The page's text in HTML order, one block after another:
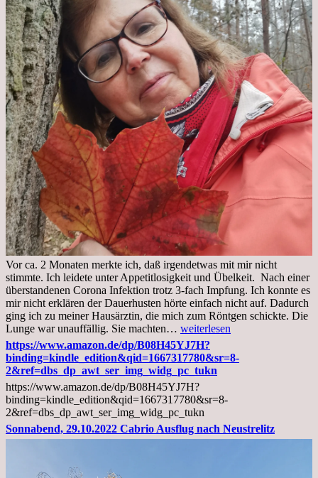
Vor ca. 2 Monaten merkte ich, daß irgendetwas mit mir nicht
stimmte. Ich leidete unter Appetitlosigkeit und Übelkeit. Nach einer
überstandenen Corona Infektion trotz 3-fach Impfung. Ich konnte es
mir nicht erklären der Dauerhusten hörte einfach nicht auf. Dadurch
ging ich zu meiner Hausärztin, die mich zum Röntgen schickte. Die
Lunge war unauffällig. Sie machten… Mittwoch,
02.11.2022,
Arztgespräch
und
Diagnose
Lebermetastasen
weiterlesen
https://www.amazon.de/dp/B08H45YJ7H?
binding=kindle_edition&qid=1667317780&sr=8-
2&ref=dbs_dp_awt_ser_img_widg_pc_tukn
https://www.amazon.de/dp/B08H45YJ7H?
binding=kindle_edition&qid=1667317780&sr=8-
2&ref=dbs_dp_awt_ser_img_widg_pc_tukn
Sonnabend, 29.10.2022 Cabrio Ausflug nach Neustrelitz